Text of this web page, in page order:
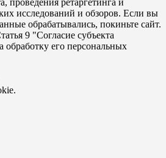
проведения ретаргетинга и
исследований и обзоров. Если вы
обрабатывались, покиньте сайт.
9 "Согласие субъекта
его персональных